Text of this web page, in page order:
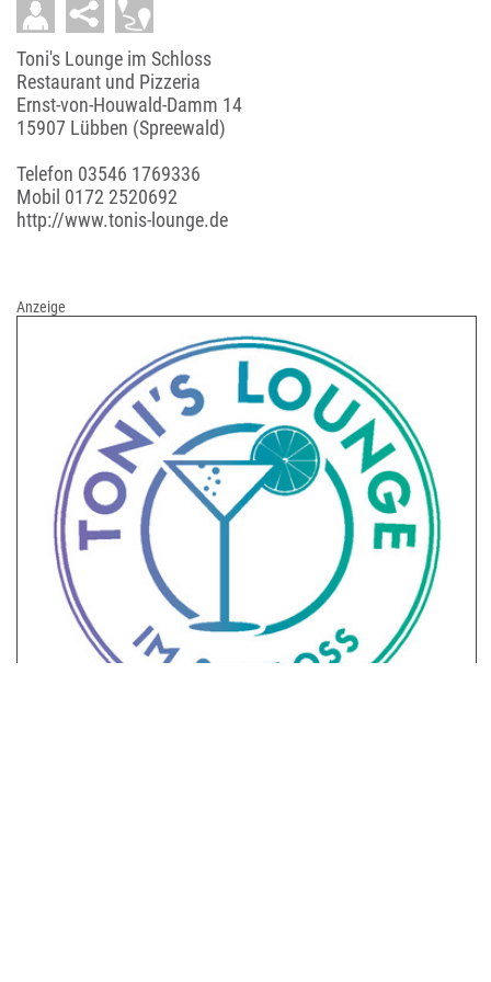
Toni's Lounge im Schloss
Restaurant und Pizzeria
Ernst-von-Houwald-Damm 14
15907 Lübben (Spreewald)
Telefon 03546 1769336
Mobil 0172 2520692
http://www.tonis-lounge.de
Anzeige